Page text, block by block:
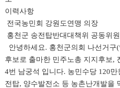
이력사항
전국농민회 강원도연맹 의장
홍천군 송전탑반대대책위 공동위
안녕하세요. 홍천군의회 나선거구
후보로 출마한 민주노총 지지후보,
4번 남궁석 입니다. 농민수당 120
전탑, 양수발전소 등 농촌난개발을